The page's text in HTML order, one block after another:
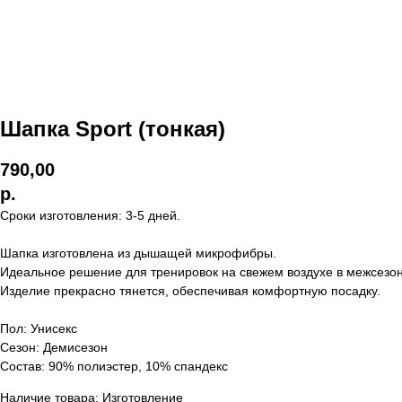
Шапка Sport (тонкая)
790,00
р.
Сроки изготовления: 3-5 дней.
Шапка изготовлена из дышащей микрофибры.
Идеальное решение для тренировок на свежем воздухе в
Изделие прекрасно тянется, обеспечивая комфортную посадку.
Пол: Унисекс
Сезон: Демисезон
Состав: 90% полиэстер, 10% спандекс
Наличие товара: Изготовление